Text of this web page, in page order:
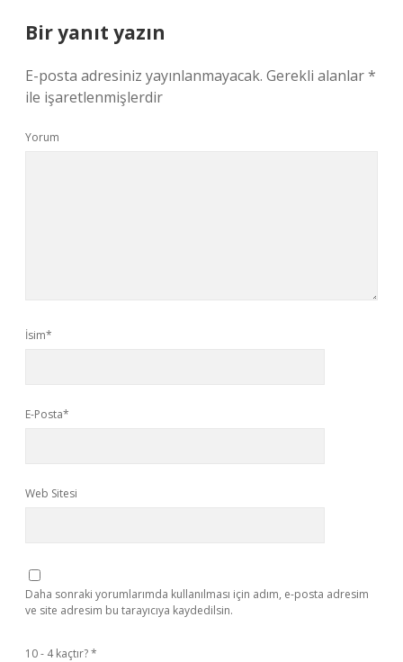
Bir yanıt yazın
E-posta adresiniz yayınlanmayacak. Gerekli alanlar*
ile işaretlenmişlerdir
Yorum
İsim*
E-Posta*
Web Sitesi
Daha sonraki yorumlarımda kullanılması için adım, e-posta adresim
ve site adresim bu tarayıcıya kaydedilsin.
10 - 4 kaçtır?*